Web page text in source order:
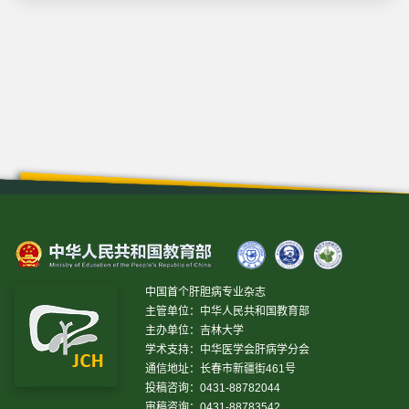
中国首个肝胆病专业杂志
主管单位：中华人民共和国教育部
主办单位：吉林大学
学术支持：中华医学会肝病学分会
通信地址：长春市新疆街461号
投稿咨询：0431-88782044